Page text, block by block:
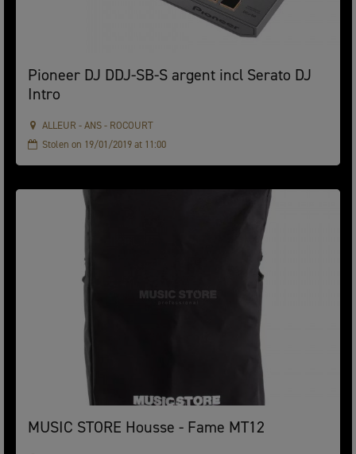
Pioneer DJ DDJ-SB-S argent incl Serato DJ
Intro
ALLEUR - ANS - ROCOURT
Stolen on 19/01/2019 at 11:00
MUSIC STORE Housse - Fame MT12